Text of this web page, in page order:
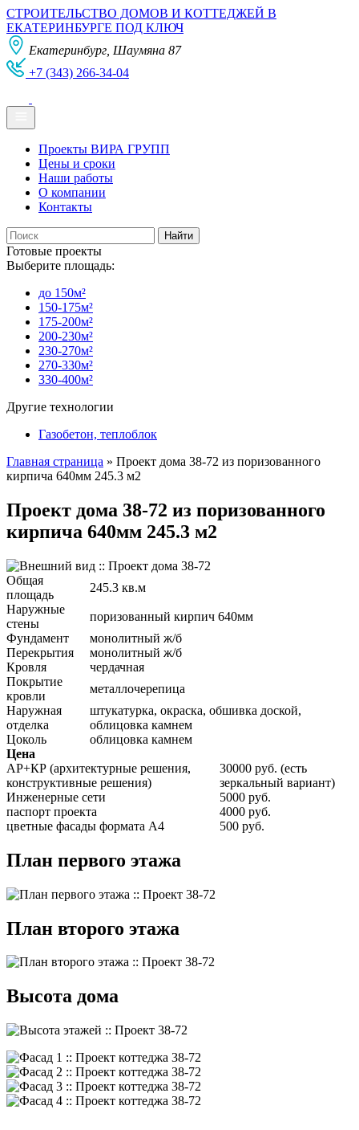
СТРОИТЕЛЬСТВО ДОМОВ И КОТТЕДЖЕЙ В
ЕКАТЕРИНБУРГЕ ПОД КЛЮЧ
Екатеринбург, Шаумяна 87
+7 (343) 266-34-04
Проекты ВИРА ГРУПП
Цены и сроки
Наши работы
О компании
Контакты
Готовые проекты
Выберите площадь:
до 150м²
150-175м²
175-200м²
200-230м²
230-270м²
270-330м²
330-400м²
Другие технологии
Газобетон, теплоблок
Главная страница » Проект дома 38-72 из поризованного
кирпича 640мм 245.3 м2
Проект дома 38-72 из поризованного
кирпича 640мм 245.3 м2
Общая
площадь
245.3 кв.м
Наружные
стены
поризованный кирпич 640мм
Фундамент
монолитный ж/б
Перекрытия
монолитный ж/б
Кровля
чердачная
Покрытие
кровли
металлочерепица
Наружная
отделка
штукатурка, окраска, обшивка доской,
облицовка камнем
Цоколь
облицовка камнем
Цена
АР+КР (архитектурные решения,
конструктивные решения)
30000 руб. (есть
зеркальный вариант)
Инженерные сети
5000 руб.
паспорт проекта
4000 руб.
цветные фасады формата А4
500 руб.
План первого этажа
План второго этажа
Высота дома